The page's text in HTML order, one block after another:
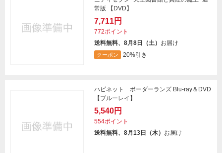
常版 【DVD】
7,711円
772ポイント
送料無料、8月8日（土） お届け
クーポン 20%引き
ハピネット ボーダーランズ Blu-ray＆DVD
【ブルーレイ】
5,540円
554ポイント
送料無料、8月13日（木） お届け